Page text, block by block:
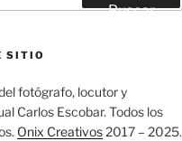
Buscar
SITIO
fotógrafo, locutor y
Carlos Escobar. Todos los
Onix Creativos2017 – 2025.